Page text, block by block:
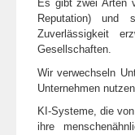
Es gibt zwei Arten
Reputation) und
Zuverlässigkeit
Gesellschaften.
Wir verwechseln
Unternehmen
KI-Systeme, die
ihre